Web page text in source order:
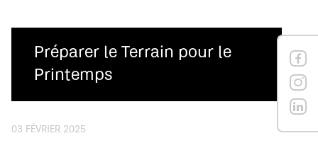
Préparer le Terrain pour le
Printemps
03 FÉVRIER 2025